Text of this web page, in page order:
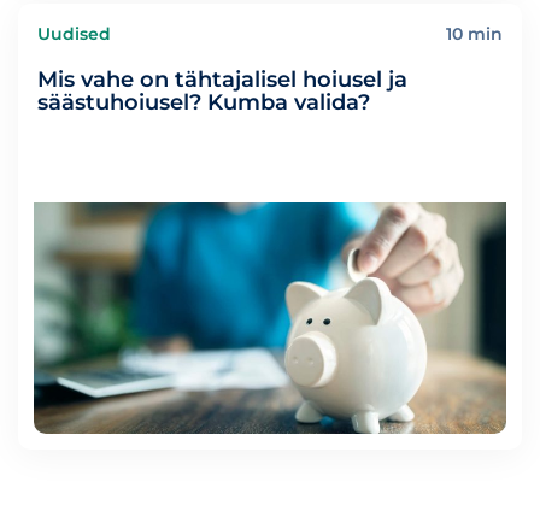
Uudised 10 min
Mis vahe on tähtajalisel hoiusel ja
säästuhoiusel? Kumba valida?